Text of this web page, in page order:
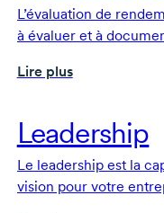
L’évaluation de
à évaluer et à
Lire plus
Leadership
Le leadership est la
vision pour votre